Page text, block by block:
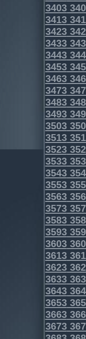
3403
3413
3423
3433
3443
3453
3463
3473
3483
3493
3503
3513
3523
3533
3543
3553
3563
3573
3583
3593
3603
3613
3623
3633
3643
3653
3663
3673